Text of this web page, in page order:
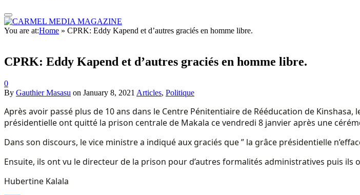
You are at:Home » CPRK: Eddy Kapend et d’autres graciés en homme libre.
CPRK: Eddy Kapend et d’autres graciés en homme libre.
0
By Gauthier Masasu on January 8, 2021 Articles, Politique
Après avoir passé plus de 10 ans dans le Centre Pénitentiaire de Rééducation de
présidentielle ont quitté la prison centrale de Makala ce vendredi 8 janvier après une
Dans son discours, le vice ministre a indiqué aux graciés que ” la grâce présidentielle
Ensuite, ils ont vu le directeur de la prison pour d’autres formalités administratives puis ils
Hubertine Kalala